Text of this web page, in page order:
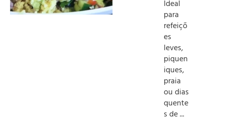
Ideal
para
refeiçõ
es
leves,
piquen
iques,
praia
ou dias
quente
s de ...